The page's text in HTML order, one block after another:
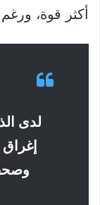
أكثر قوة،
لدى